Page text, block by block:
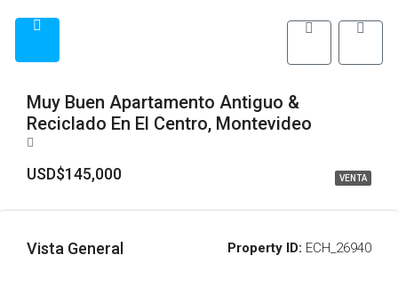
VENTA
Muy Buen Apartamento Antiguo &
Reciclado En El Centro, Montevideo
USD$145,000
Vista General Property ID: ECH_26940